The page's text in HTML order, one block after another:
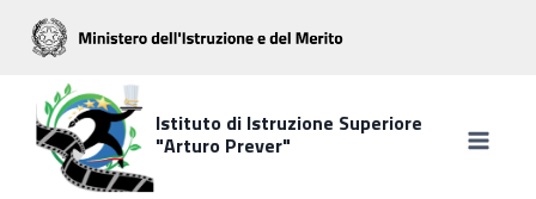
Salta
contenuto
Istituto di Istruzione Superiore
"Arturo Prever"